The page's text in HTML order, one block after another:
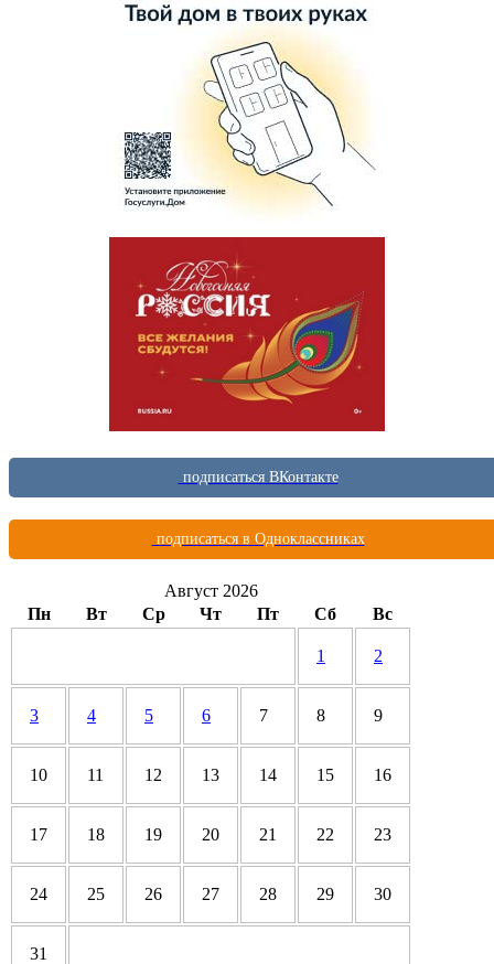
подписаться ВКонтакте
подписаться в Одноклассниках
Август 2026
Пн
Вт Ср Чт Пт Сб Вс
1 2
3 4 5 6 7 8 9
10 11 12 13 14 15 16
17 18 19 20 21 22 23
24 25 26 27 28 29 30
31